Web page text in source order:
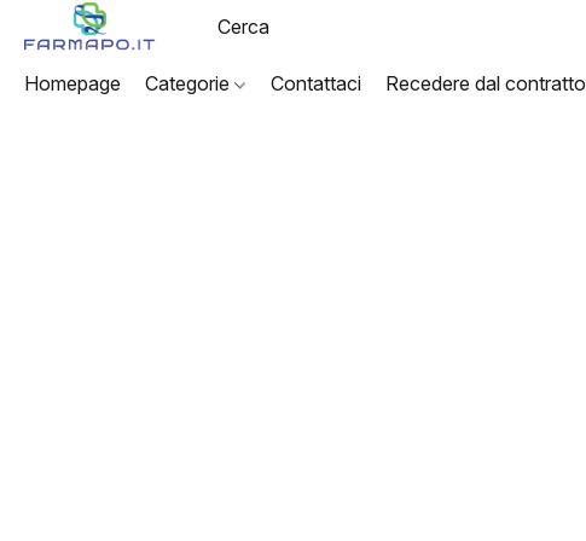
Homepage Categorie Contattaci Recedere dal contratto